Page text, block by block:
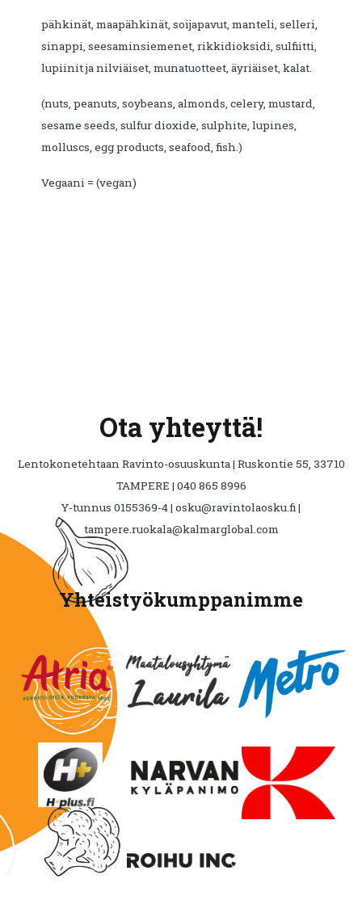
pähkinät, maapähkinät, soijapavut, manteli, selleri,
sinappi, seesaminsiemenet, rikkidioksidi, sulfiitti,
lupiinit ja nilviäiset, munatuotteet, äyriäiset, kalat.
(nuts, peanuts, soybeans, almonds, celery, mustard,
sesame seeds, sulfur dioxide, sulphite, lupines,
molluscs, egg products, seafood, fish.)
Vegaani = (vegan)
Ota yhteyttä!
Lentokonetehtaan Ravinto-osuuskunta | Ruskontie 55, 33710
TAMPERE | 040 865 8996
Y-tunnus 0155369-4 | osku@ravintolaosku.fi |
tampere.ruokala@kalmarglobal.com
Yhteistyökumppanimme